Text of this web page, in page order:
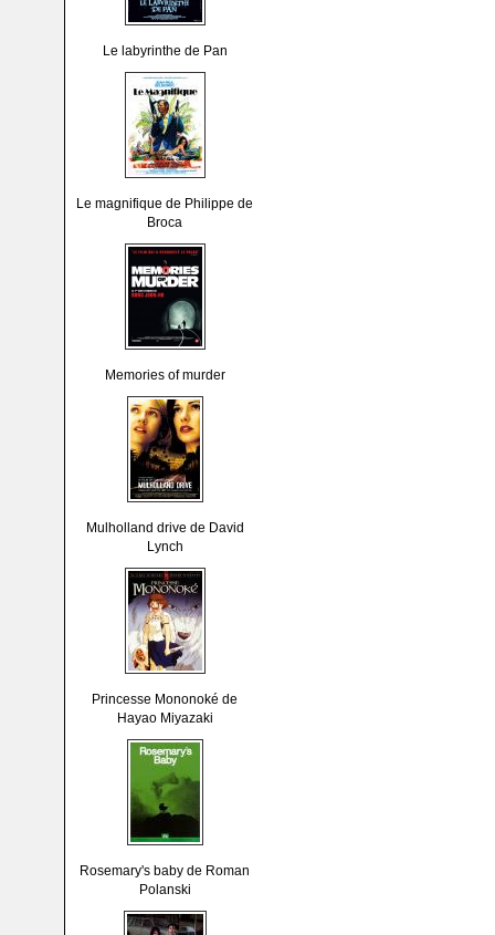
Le labyrinthe de Pan
Le magnifique de Philippe de
Broca
Memories of murder
Mulholland drive de David
Lynch
Princesse Mononoké de
Hayao Miyazaki
Rosemary's baby de Roman
Polanski